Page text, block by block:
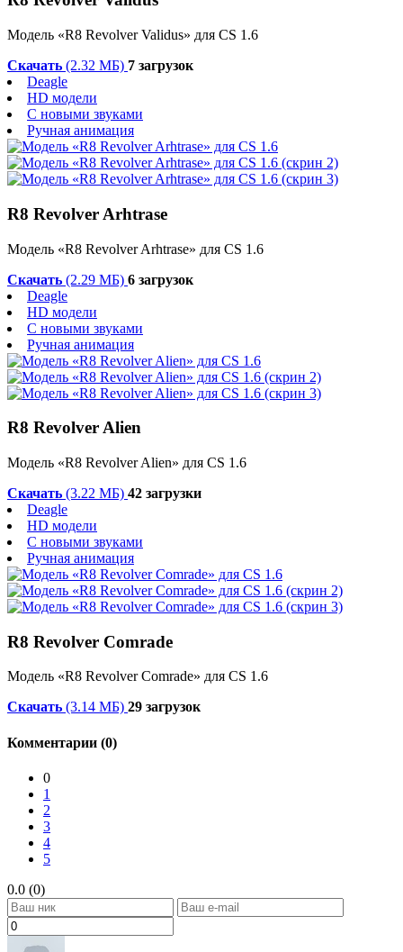
Модель «R8 Revolver Validus» для CS 1.6
Скачать (2.32 МБ) 7 загрузок
Deagle
HD модели
С новыми звуками
Ручная анимация
R8 Revolver Arhtrase
Модель «R8 Revolver Arhtrase» для CS 1.6
Скачать (2.29 МБ) 6 загрузок
Deagle
HD модели
С новыми звуками
Ручная анимация
R8 Revolver Alien
Модель «R8 Revolver Alien» для CS 1.6
Скачать (3.22 МБ) 42 загрузки
Deagle
HD модели
С новыми звуками
Ручная анимация
R8 Revolver Comrade
Модель «R8 Revolver Comrade» для CS 1.6
Скачать (3.14 МБ) 29 загрузок
Комментарии (0)
0
1
2
3
4
5
0.0 (0)